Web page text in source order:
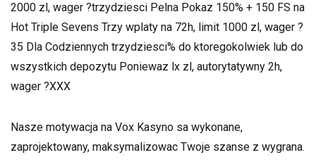
2000 zl, wager ?trzydziesci Pelna Pokaz 150% + 150 FS na
Hot Triple Sevens Trzy wplaty na 72h, limit 1000 zl, wager ?
35 Dla Codziennych trzydziesci% do ktoregokolwiek lub do
wszystkich depozytu Poniewaz lx zl, autorytatywny 2h,
wager ?XXX
Nasze motywacja na Vox Kasyno sa wykonane,
zaprojektowany, maksymalizowac Twoje szanse z wygrana.